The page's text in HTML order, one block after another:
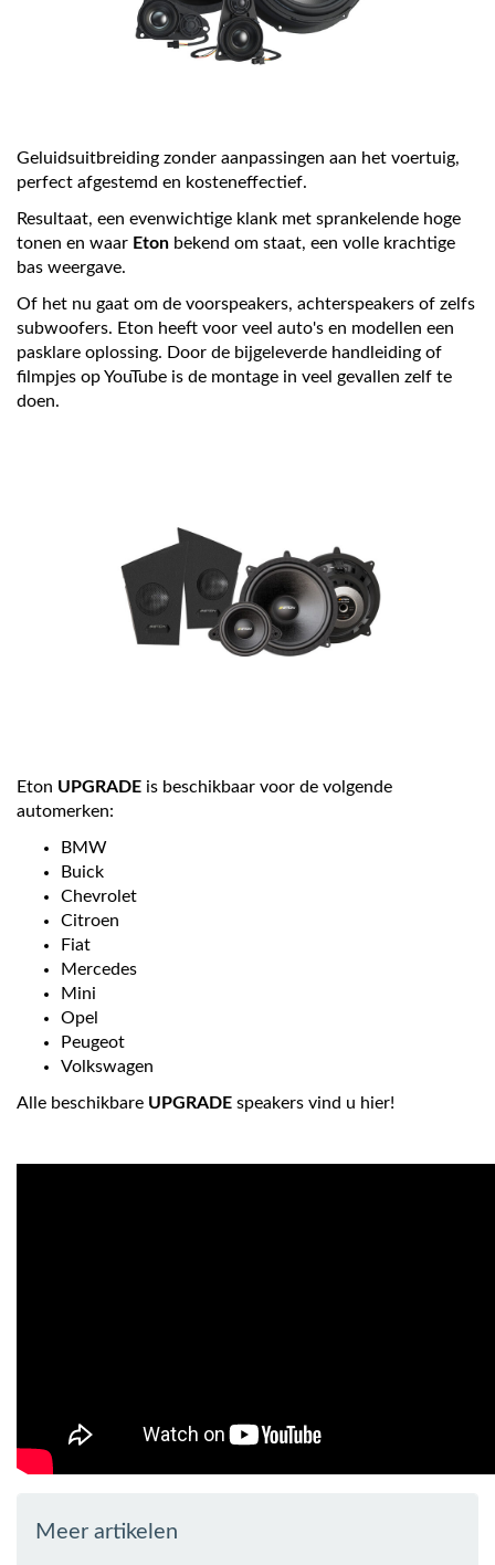
Geluidsuitbreiding zonder aanpassingen aan het voertuig,
perfect afgestemd en kosteneffectief.
Resultaat, een evenwichtige klank met sprankelende hoge
tonen en waar Eton bekend om staat, een volle krachtige
bas weergave.
Of het nu gaat om de voorspeakers, achterspeakers of zelfs
subwoofers. Eton heeft voor veel auto's en modellen een
pasklare oplossing. Door de bijgeleverde handleiding of
filmpjes op YouTube is de montage in veel gevallen zelf te
doen.
Eton UPGRADE is beschikbaar voor de volgende
automerken:
BMW
Buick
Chevrolet
Citroen
Fiat
Mercedes
Mini
Opel
Peugeot
Volkswagen
Alle beschikbare UPGRADE speakers vind u hier!
Meer artikelen